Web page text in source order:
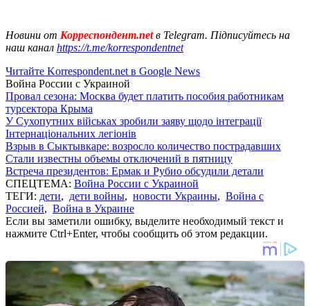
Новини от Корреспондент.netв Telegram. Підписуйтесь на
наш канал https://t.me/korrespondentnet
Читайте Korrespondent.net в Google News
Война России с Украиной
Провал сезона: Москва будет платить пособия работникам
турсектора Крыма
У Сухопутних військах зробили заяву щодо інтеграції
Інтернаціональних легіонів
Взрыв в Сыктывкаре: возросло количество пострадавших
Стали известны объемы отключений в пятницу
Встреча президентов: Ермак и Рубио обсудили детали
СПЕЦТЕМА: Война России с Украиной
ТЕГИ: дети, дети войны, новости Украины, Война с
Россией, Война в Украине
Если вы заметили ошибку, выделите необходимый текст и
нажмите Ctrl+Enter, чтобы сообщить об этом редакции.